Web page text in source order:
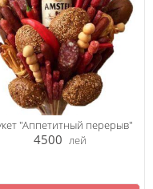
"Аппетитный перерыв"
4500 лей